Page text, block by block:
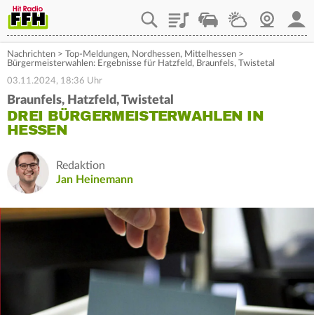
PlaylistStaupilotWetterWebcam
Nachrichten > Top-Meldungen, Nordhessen, Mittelhessen >
Bürgermeisterwahlen: Ergebnisse für Hatzfeld, Braunfels, Twistetal
03.11.2024, 18:36 Uhr
Braunfels, Hatzfeld, Twistetal
DREI BÜRGERMEISTERWAHLEN IN
HESSEN
Redaktion
Jan Heinemann